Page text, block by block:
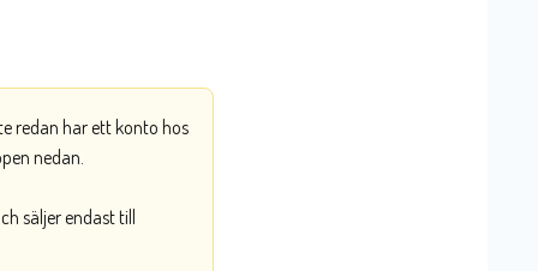
redan har ett konto hos
nedan.
säljer endast till